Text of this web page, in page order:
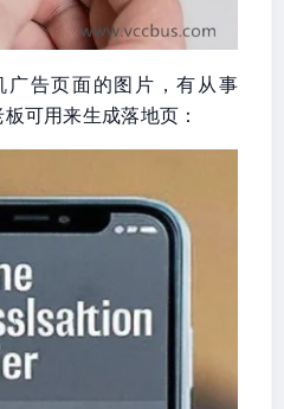
告页面的图片，有从事
可用来生成落地页：